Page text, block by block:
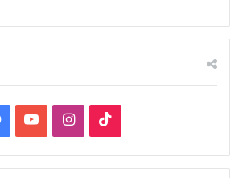
Facebook
YouTubeInstagram